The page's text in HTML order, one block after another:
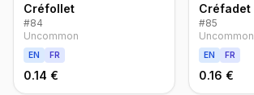
Créfollet
#84
Uncommon
EN FR
0.14 €
Créfadet
#85
Uncommon
EN FR
0.16 €